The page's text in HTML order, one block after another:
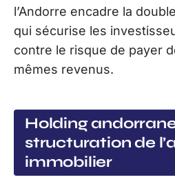
l’Andorre encadre la
qui sécurise les
contre le risque de payer
mêmes revenus.
Holding
structuration de
immobilier